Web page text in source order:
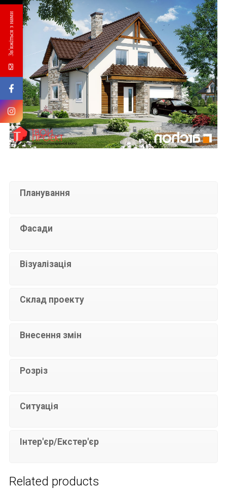
Планування
Фасади
Візуалізація
Склад проекту
Внесення змін
Розріз
Ситуація
Інтер'єр/Екстер'єр
Related products
Зв'яжіться з нами